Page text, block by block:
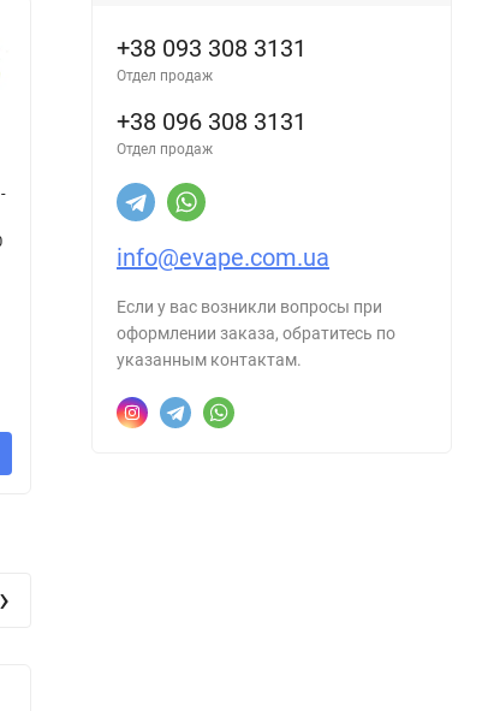
Salt -
Pomegranate
/ 65 mg, 30 ml ]
380 грн.
mg, 30 ml ]
350 грн.
›
+38 093 308 3131
Отдел продаж
+38 096 308 3131
Отдел продаж
info@evape.com.ua
Если у вас возникли вопросы при
оформлении заказа, обратитесь по
указанным контактам.